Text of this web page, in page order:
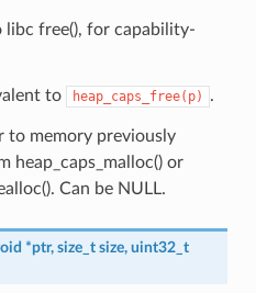
libc free(), for capability-
to heap_caps_free(p) .
memory previously
heap_caps_malloc() or
Can be NULL.
*ptr, size_t size, uint32_t